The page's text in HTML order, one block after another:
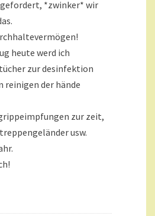
*zwinker* wir
heute werd ich
zur desinfektion
reinigen der hände
zur zeit,
usw.